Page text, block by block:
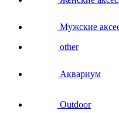
Мужские
other
Аквариум
Outdoor